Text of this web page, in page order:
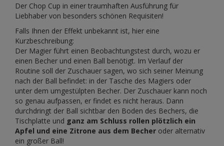
Der Chop Cup in einer traumhaften Ausführung für
Liebhaber von besonders schönen Requisiten!
Falls Ihnen der Effekt unbekannt ist, hier eine
Kurzbeschreibung:
Der Magier führt einen Beobachtungstest durch, wozu er
einen Becher und einen Ball benötigt. Im Verlauf der
Routine soll der Zuschauer sagen, wo sich seiner Meinung
nach der Ball befindet: in der Tasche des Magiers oder
unter dem umgestülpten Becher. Der Zuschauer kann noch
so genau aufpassen, er findet es nicht heraus. Dann
durchdringt der Ball sichtbar den Boden des Bechers, die
Tischplatte und ganz am Schluss rollen plötzlich ein
Apfel und eine Zitrone aus dem Becher oder alternativ
ein großer Ball!